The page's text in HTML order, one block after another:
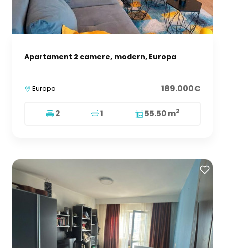
Apartament 2 camere, modern, Europa
Europa 189.000€
2 1 55.50 m2